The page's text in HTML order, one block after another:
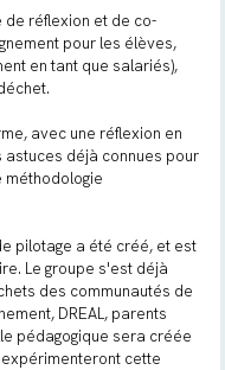
de réflexion et de co-
pour les élèves,
en tant que salariés),
avec une réflexion en
déjà connues pour
méthodologie
pilotage a été créé, et est
Le groupe s'est déjà
des communautés de
DREAL, parents
pédagogique sera créée
cette